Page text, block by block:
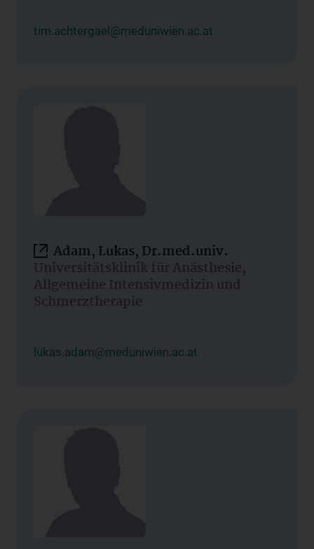
tim.achtergael@meduniwien.ac.at
Adam, Lukas, Dr.med.univ.
Universitätsklinik für Anästhesie,
Allgemeine Intensivmedizin und
Schmerztherapie
lukas.adam@meduniwien.ac.at